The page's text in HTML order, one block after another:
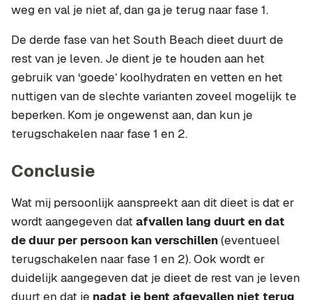
weg en val je niet af, dan ga je terug naar fase 1.
De derde fase van het South Beach dieet duurt de
rest van je leven. Je dient je te houden aan het
gebruik van ‘goede’ koolhydraten en vetten en het
nuttigen van de slechte varianten zoveel mogelijk te
beperken. Kom je ongewenst aan, dan kun je
terugschakelen naar fase 1 en 2.
Conclusie
Wat mij persoonlijk aanspreekt aan dit dieet is dat er
wordt aangegeven dat afvallen lang duurt en dat
de duur per persoon kan verschillen(eventueel
terugschakelen naar fase 1 en 2). Ook wordt er
duidelijk aangegeven dat je dieet de rest van je leven
duurt en dat je nadat je bent afgevallen niet terug